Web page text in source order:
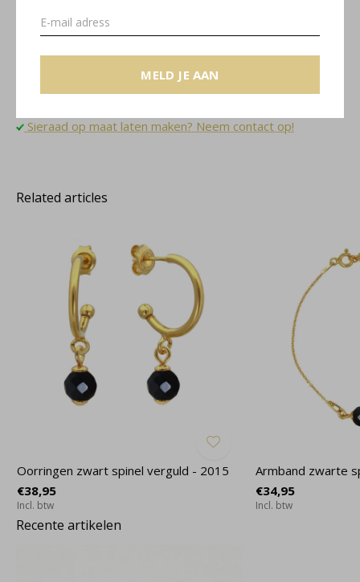
MELD JE AAN
Gratis verzending binnen NL
Sieraad op maat laten maken? Neem contact op!
Related articles
Oorringen zwart spinel verguld - 2015
€38,95
Incl. btw
Armband zwarte
€34,95
Incl. btw
Recente artikelen